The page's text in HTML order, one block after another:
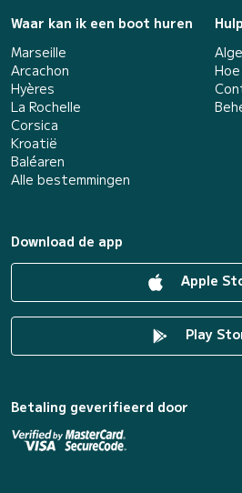
Waar kan ik een boot huren
Marseille
Arcachon
Hyères
La Rochelle
Corsica
Kroatië
Baléaren
Alle bestemmingen
Hulp
Download de app
Apple
Play
Betaling geverifieerd door